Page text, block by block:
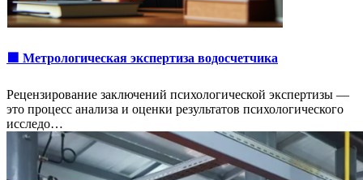
🟩 Метрологическая экспертиза водосчетчика
Рецензирование заключений психологической экспертизы —
это процесс анализа и оценки результатов психологического
исследо…